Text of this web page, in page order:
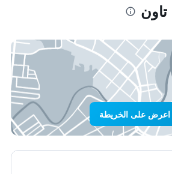
اعرض على الخريطة